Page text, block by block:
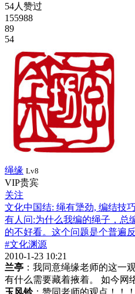
54人赞过
155988
89
54
绳缘 Lv8
VIP贵宾
关注
文化中国结: 绳有犟劲, 编结技
有人问:为什么我编的绳子，总
的不好看。这个问题是个普遍
#文化渊源
2010-1-23 10:21
兰亭 ：我同意绳缘老师的这一
有什么需要藏着掖着。 如今网
玉风铃：赞同老师的观点！！！